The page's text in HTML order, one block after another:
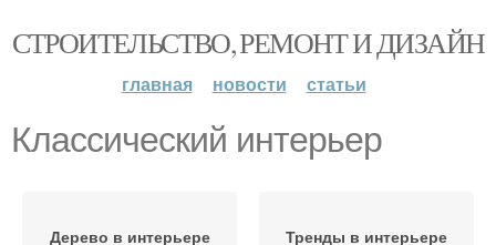
СТРОИТЕЛЬСТВО, РЕМОНТ И ДИЗАЙН
главная новости статьи
Классический интерьер
Дерево в интерьере Тренды в интерьере